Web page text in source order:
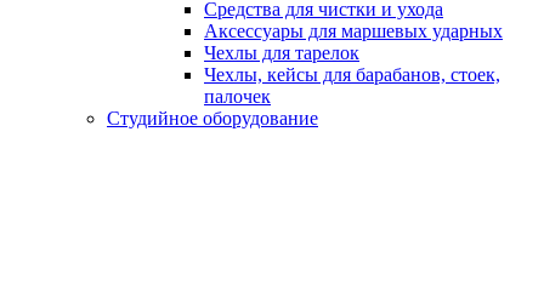
Средства для чистки и ухода
Аксессуары для маршевых ударных
Чехлы для тарелок
Чехлы, кейсы для барабанов, стоек,
палочек
Студийное оборудование